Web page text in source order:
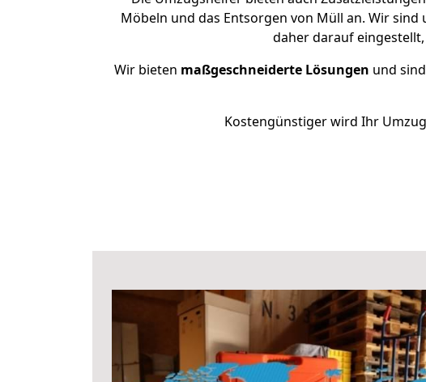
Möbeln und das Entsorgen von Müll an. Wir
daher darauf
Wir bieten maßgeschneiderte Lösungen und
Kostengünstiger wird Ihr